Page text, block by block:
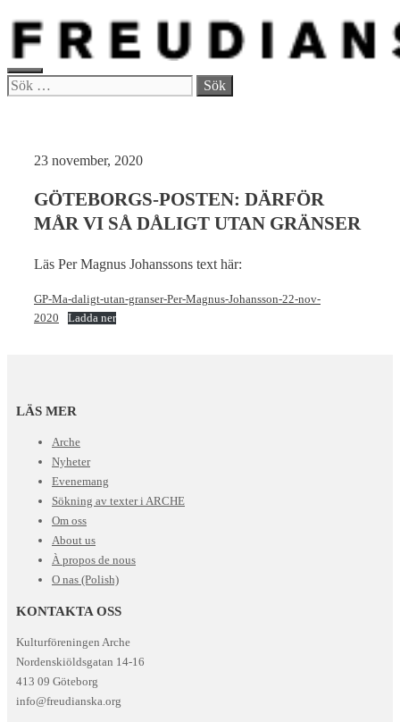
Hoppa
innehåll
MENY
Sök
23 november, 2020
GÖTEBORGS-POSTEN: DÄRFÖR
MÅR VI SÅ DÅLIGT UTAN GRÄNSER
Läs Per Magnus Johanssons text här:
GP-Ma-daligt-utan-granser-Per-Magnus-Johansson-22-nov-
2020
Ladda ner
LÄS MER
Arche
Nyheter
Evenemang
Sökning av texter i ARCHE
Om oss
About us
À propos de nous
O nas (Polish)
KONTAKTA OSS
Kulturföreningen Arche
Nordenskiöldsgatan 14-16
413 09 Göteborg
info@freudianska.org